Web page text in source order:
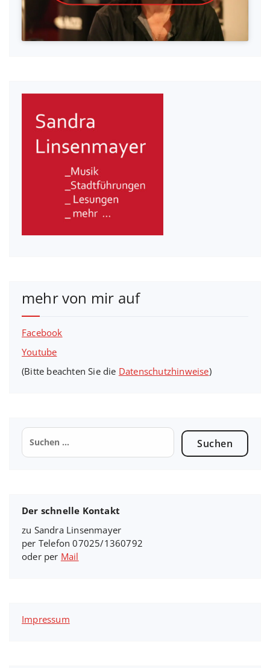
mehr von mir auf
Facebook
Youtube
(Bitte beachten Sie die Datenschutzhinweise)
Suchen
nach:
Der schnelle Kontakt
zu Sandra Linsenmayer
per Telefon 07025/1360792
oder per Mail
Impressum